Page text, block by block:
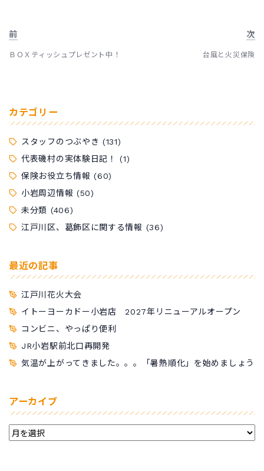
前
ＢＯＸティッシュプレゼント中！
次
台風と火災保険
カテゴリー
スタッフのつぶやき (131)
代表磯村の実体験日記！
(1)
保険お役立ち情報 (60)
小岩周辺情報 (50)
未分類 (406)
江戸川区、葛飾区に関する情報 (36)
最近の記事
江戸川花火大会
イトーヨーカドー小岩店 2027年リニューアルオープン
コンビニ、やっぱり便利
JR小岩駅前北口再開発
気温が上がってきました。。。「暑熱順化」を始めましょう
アーカイブ